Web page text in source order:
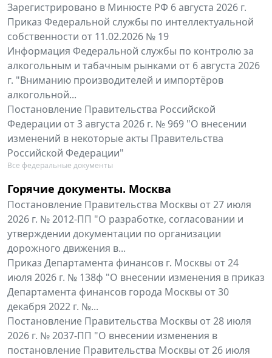
Зарегистрировано в Минюсте РФ 6 августа 2026 г.
Приказ Федеральной службы по интеллектуальной
собственности от 11.02.2026 № 19
Информация Федеральной службы по контролю за
алкогольным и табачным рынками от 6 августа 2026
г. "Вниманию производителей и импортёров
алкогольной...
Постановление Правительства Российской
Федерации от 3 августа 2026 г. № 969 "О внесении
изменений в некоторые акты Правительства
Российской Федерации"
Все федеральные документы
Горячие документы. Москва
Постановление Правительства Москвы от 27 июля
2026 г. № 2012-ПП "О разработке, согласовании и
утверждении документации по организации
дорожного движения в...
Приказ Департамента финансов г. Москвы от 24
июля 2026 г. № 138ф "О внесении изменения в приказ
Департамента финансов города Москвы от 30
декабря 2022 г. №...
Постановление Правительства Москвы от 28 июля
2026 г. № 2037-ПП "О внесении изменения в
постановление Правительства Москвы от 26 июля